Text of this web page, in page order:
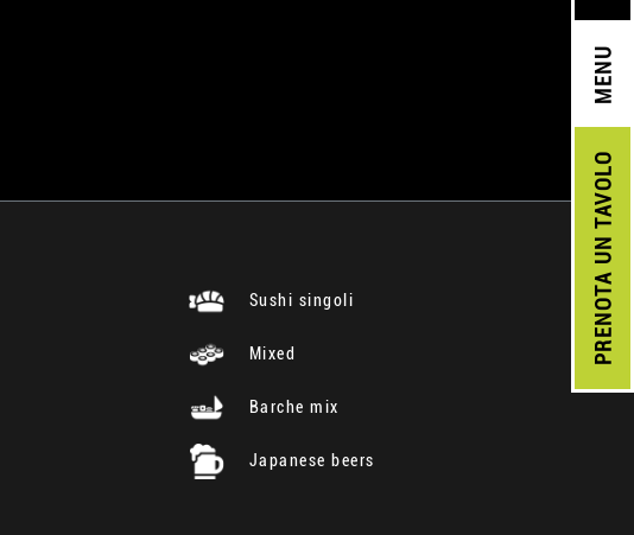
PRENOTA
UN TAVOLO
MENU
Sushi singoli
Mixed
Barche mix
Japanese beers